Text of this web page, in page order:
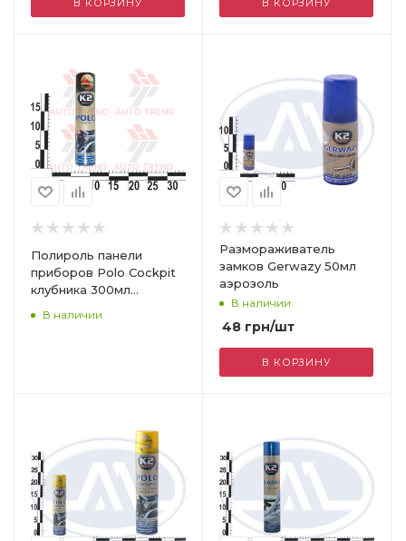
В КОРЗИНУ В КОРЗИНУ
Полироль панели
приборов Polo Cockpit
клубника 300мл
В наличии
Размораживатель
замков Gerwazy 50мл
аэрозоль
В наличии
48 грн/шт
В КОРЗИНУ